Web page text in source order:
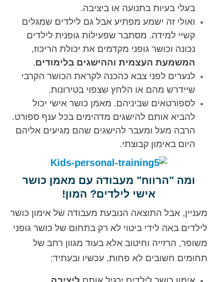
בעלי בעיות בתנועה או ביציבה.
ואולי זה ישמע מפתיע אבל גם לילדים שמגלים
קשיי למידה. מסתבר שפעילות גופנית לילדים
נכונה וכושר גופני מקדמים את יכולת הריכוז,
המשמעת העצמית וההישגים בלימודים.
לנערים לפני צבא כהכנה לקראת הכושר הקרבי
שיידרש מהם או הלחץ שצפוי בטירונות.
לספורטאים שביניהם. מאמן כושר אישי יכול
להביא אותם להישגים מדהימים בכל ענף ספורט.
הרבה מעל ומעבר להישגים שהם מגיעים אליהם
היום באימון קבוצתי.
ומה "הרווח" מעבודה עם מאמן כושר
אישי לילדים? המון!
מעניין, אבל התוצאה הנובעת מעבודה של אימון כושר
לילדים באה לידי ביטוי לא רק בתחום של כושר גופני
משופר, הרזייה וחיטוב אלא בעוד מגוון רחב של
תחומים חשובים לא פחות, עכשיו ובעתיד: